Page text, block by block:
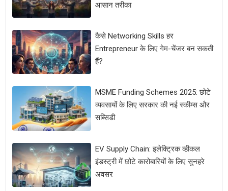
आसान तरीका
कैसे Networking Skills हर
Entrepreneur के लिए गेम-चेंजर बन सकती
हैं?
MSME Funding Schemes 2025: छोटे
व्यवसायों के लिए सरकार की नई स्कीम्स और
सब्सिडी
EV Supply Chain: इलेक्ट्रिक व्हीकल
इंडस्ट्री में छोटे कारोबारियों के लिए सुनहरे
अवसर